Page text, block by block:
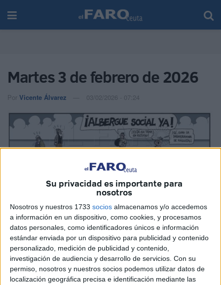
Su privacidad es importante para
nosotros
Nosotros y nuestros 1733 socios almacenamos y/o accedemos
a información en un dispositivo, como cookies, y procesamos
datos personales, como identificadores únicos e información
estándar enviada por un dispositivo para publicidad y contenido
personalizado, medición de publicidad y contenido,
investigación de audiencia y desarrollo de servicios. Con su
permiso, nosotros y nuestros socios podemos utilizar datos de
localización geográfica precisa e identificación mediante las
Martes 3 de febrero de 2026
Por Vicente Álvarez 03/02/2026 - 07:24
RelatedPosts
Ceuta es mucha Ceuta
HACE 4 HORAS